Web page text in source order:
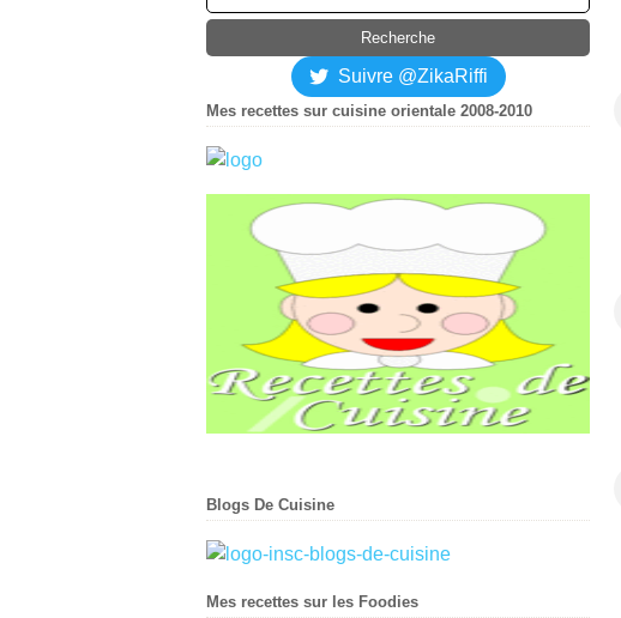
Suivre @ZikaRiffi
Mes recettes sur cuisine orientale 2008-2010
Blogs De Cuisine
Mes recettes sur les Foodies